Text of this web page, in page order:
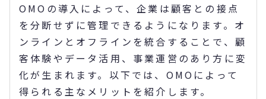
OMOの導入によって、企業は顧客との接点
を分断せずに管理できるようになります。オ
ンラインとオフラインを統合することで、顧
客体験やデータ活用、事業運営のあり方に変
化が生まれます。以下では、OMOによって
得られる主なメリットを紹介します。